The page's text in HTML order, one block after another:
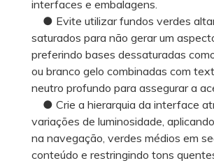
interfaces e embalagens.
● Evite utilizar fundos verdes
saturados para não gerar um
preferindo bases dessaturadas
ou branco gelo combinadas com
neutro profundo para assegurar a
● Crie a hierarquia da interface
variações de luminosidade,
na navegação, verdes médios em
conteúdo e restringindo tons